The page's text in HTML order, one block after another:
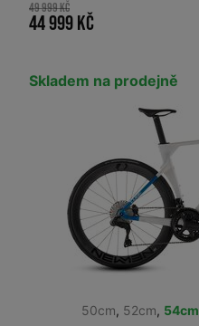
49 999 Kč
44 999 Kč
Skladem na prodejně
50cm, 52cm, 54cm